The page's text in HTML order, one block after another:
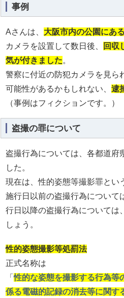
事例
Aさんは、 大阪市内の公園にあ
カメラを設置して数日後、
回収
気が付きました。
警察に付近の防犯カメラを見ら
可能性があるかもしれない、 逮
（事例はフィクションです。）
盗撮の罪について
盗撮行為については、各都道府
した。
現在は、性的姿態等撮影罪とい
施行日以前の盗撮行為について
行日以降の盗撮行為については
しょう。
性的姿態撮影等処罰法
正式名称は
「性的な姿態を撮影する行為等
係る電磁的記録の消去等に関す